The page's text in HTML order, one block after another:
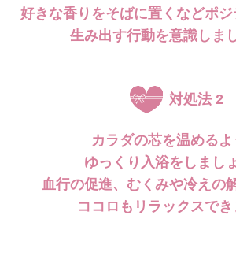
好きな香りをそばに置くなどポジ
生み出す行動を意識しま
対処法 2
カラダの芯を温めるよ
ゆっくり入浴をしまし
血行の促進、むくみや冷えの
ココロもリラックスでき